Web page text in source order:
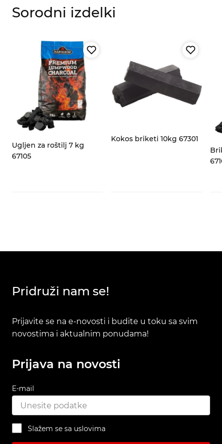
Sorodni izdelki
Ugljen za roštilj 7 kg
67105
Kokos briketi 10kg 67301
Pridruži nam se!
Prijavite se na e-novosti i budite u toku sa svim
novostima i aktualnim ponudama!
Prijava na novosti
E-mail
Slažem se sa uslovima